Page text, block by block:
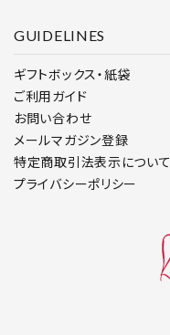
GUIDELINES
ギフトボックス・紙袋
ご利用ガイド
お問い合わせ
メールマガジン登録
特定商取引法表示について
プライバシーポリシー